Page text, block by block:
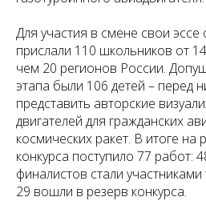
Для участия в смене свои эссе
прислали 110 школьников от
чем 20 регионов России.
этапа были 106 детей – перед
представить авторские
двигателей для гражданских
космических ракет. В итоге
конкурса поступило 77 работ:
финалистов стали
29 вошли в резерв конкурса.